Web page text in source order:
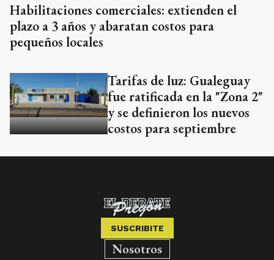
Habilitaciones comerciales: extienden el
plazo a 3 años y abaratan costos para
pequeños locales
Tarifas de luz: Gualeguay
fue ratificada en la "Zona 2"
y se definieron los nuevos
costos para septiembre
SUSCRIBITE
Nosotros